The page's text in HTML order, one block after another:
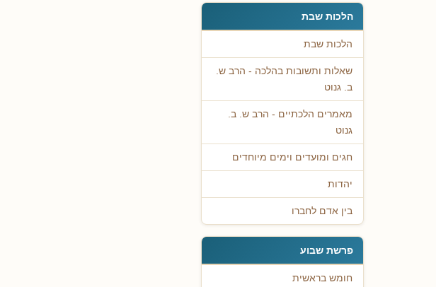
הלכות שבת
הלכות שבת
שאלות ותשובות בהלכה - הרב ש.
ב. גנוט
מאמרים הלכתיים - הרב ש. ב.
גנוט
חגים ומועדים וימים מיוחדים
יהדות
בין אדם לחברו
פרשת שבוע
חומש בראשית